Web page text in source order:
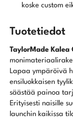
koske custom
Tuotetiedot
TaylorMade Kalea
Lapaa ympäröivä
ensiluokkaisen
säästää painoa
Erityisesti naisille
launchin kaikissa